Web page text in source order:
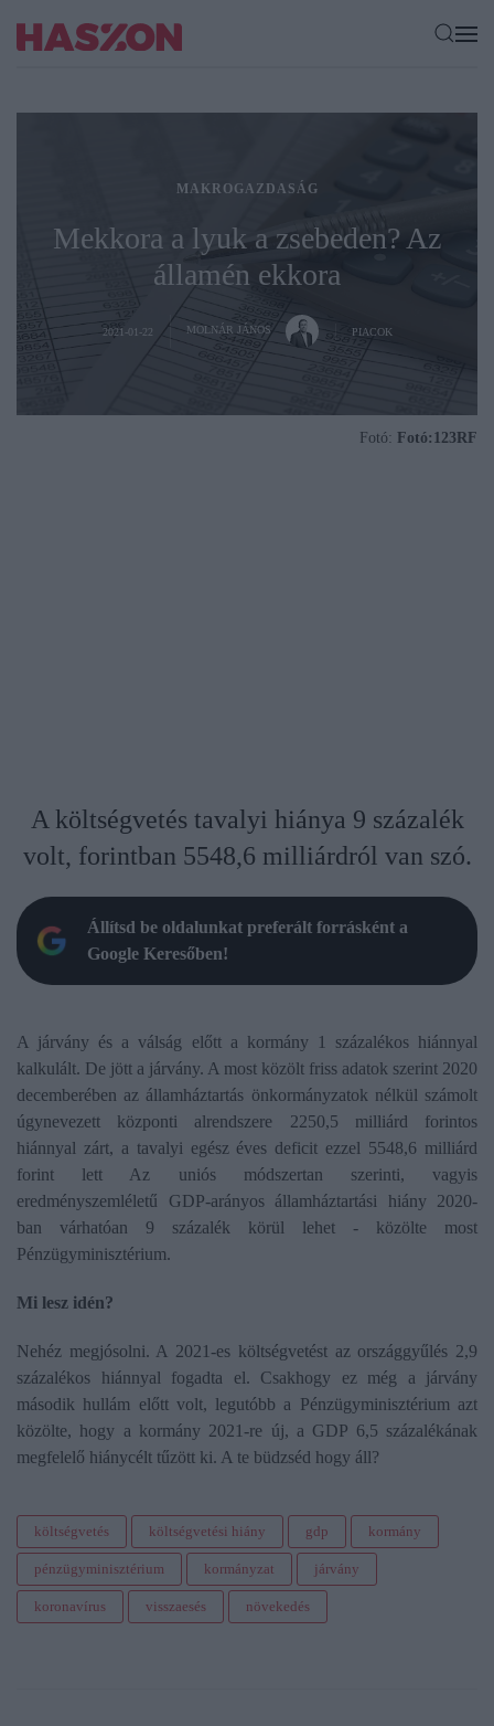
MAKROGAZDASÁG
Mekkora a lyuk a zsebeden? Az
államén ekkora
2021-01-22 MOLNÁR JÁNOS PIACOK
Fotó: Fotó:123RF
A költségvetés tavalyi hiánya 9 százalék
volt, forintban 5548,6 milliárdról van szó.
Állítsd be oldalunkat preferált forrásként a
Google Keresőben!
A járvány és a válság előtt a kormány 1 százalékos hiánnyal
kalkulált. De jött a járvány. A most közölt friss adatok szerint 2020
decemberében az államháztartás önkormányzatok nélkül számolt
úgynevezett központi alrendszere 2250,5 milliárd forintos
hiánnyal zárt, a tavalyi egész éves deficit ezzel 5548,6 milliárd
forint lett Az uniós módszertan szerinti, vagyis
eredményszemléletű GDP-arányos államháztartási hiány 2020-
ban várhatóan 9 százalék körül lehet - közölte most
Pénzügyminisztérium.
Mi lesz idén?
Nehéz megjósolni. A 2021-es költségvetést az országgyűlés 2,9
százalékos hiánnyal fogadta el. Csakhogy ez még a járvány
második hullám előtt volt, legutóbb a Pénzügyminisztérium azt
közölte, hogy a kormány 2021-re új, a GDP 6,5 százalékának
megfelelő hiánycélt tűzött ki. A te büdzséd hogy áll?
költségvetés költségvetési hiány gdp kormány
pénzügyminisztérium kormányzat járvány
koronavírus visszaesés növekedés